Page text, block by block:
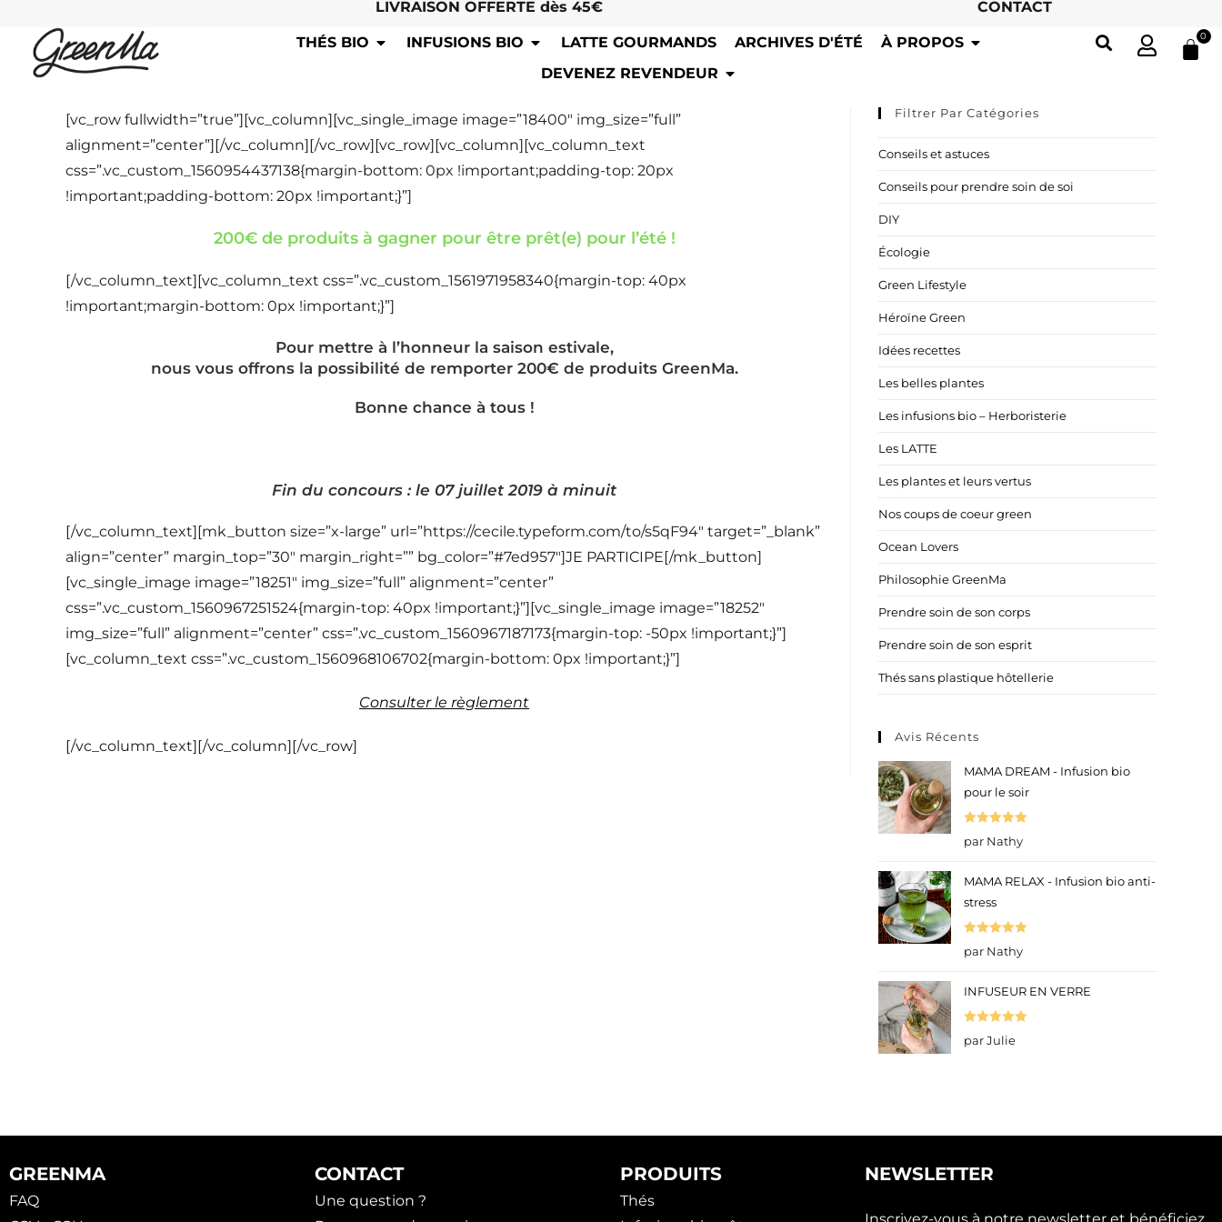
LIVRAISON OFFERTE dès 45€ CONTACT
THÉS BIO INFUSIONS BIO LATTE GOURMANDS ARCHIVES D'ÉTÉ
À PROPOS
DEVENEZ REVENDEUR
0
[vc_row fullwidth=”true”][vc_column][vc_single_image image=”18400″ img_size=”full”
alignment=”center”][/vc_column][/vc_row][vc_row][vc_column][vc_column_text
css=”.vc_custom_1560954437138{margin-bottom: 0px !important;padding-top: 20px
!important;padding-bottom: 20px !important;}”]
200€ de produits à gagner pour être prêt(e) pour l’été !
[/vc_column_text][vc_column_text css=”.vc_custom_1561971958340{margin-top: 40px
!important;margin-bottom: 0px !important;}”]
Pour mettre à l’honneur la saison estivale,
nous vous offrons la possibilité de remporter 200€ de produits GreenMa.
Bonne chance à tous !
Fin du concours : le 07 juillet 2019 à minuit
[/vc_column_text][mk_button size=”x-large” url=”https://cecile.typeform.com/to/s5qF94″ target=”_blank”
align=”center” margin_top=”30″ margin_right=”” bg_color=”#7ed957″]JE PARTICIPE[/mk_button]
[vc_single_image image=”18251″ img_size=”full” alignment=”center”
css=”.vc_custom_1560967251524{margin-top: 40px !important;}”][vc_single_image image=”18252″
img_size=”full” alignment=”center” css=”.vc_custom_1560967187173{margin-top: -50px !important;}”]
[vc_column_text css=”.vc_custom_1560968106702{margin-bottom: 0px !important;}”]
Consulter le règlement
[/vc_column_text][/vc_column][/vc_row]
Filtrer Par Catégories
Conseils et astuces
Conseils pour prendre soin de soi
DIY
Écologie
Green Lifestyle
Héroïne Green
Idées recettes
Les belles plantes
Les infusions bio – Herboristerie
Les LATTE
Les plantes et leurs vertus
Nos coups de coeur green
Ocean Lovers
Philosophie GreenMa
Prendre soin de son corps
Prendre soin de son esprit
Thés sans plastique hôtellerie
Avis Récents
MAMA DREAM - Infusion bio
pour le soir
sur
par Nathy
MAMA RELAX - Infusion bio anti-
stress
sur
par Nathy
INFUSEUR EN VERRE
sur
par Julie
GREENMA
FAQ
CONTACT
Une question ?
PRODUITS
Thés
NEWSLETTER